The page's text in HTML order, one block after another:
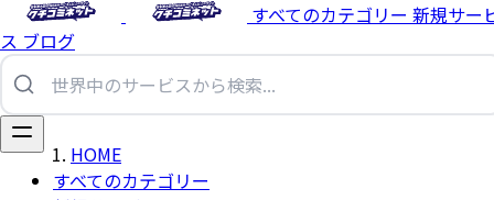
すべてのカテゴリー 新規サー
ス ブログ
すべてのカテゴリー
HOME